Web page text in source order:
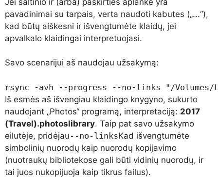
pavadinimai su tarpais, verta naudoti kabutes („...“),
kad būtų aiškesni ir išvengtumėte klaidų, jei
apvalkalo klaidingai interpretuojasi.
Savo scenarijui aš naudojau užsakymą:
rsync -avh --progress --no-links "/Volumes/
Iš esmės aš išvengiau klaidingo knygyno, sukurto
naudojant „Photos“ programą, interpretaciją: 2017
(Travel).photoslibrary. Taip pat savo užsakymo
eilutėje, pridėjau --no-linksKad išvengtumėte
simbolinių nuorodų kaip nuorodų kopijavimo
(nuotraukų bibliotekose gali būti vidinių nuorodų, ir
tai juos nukopijuoja kaip tikrus failus).